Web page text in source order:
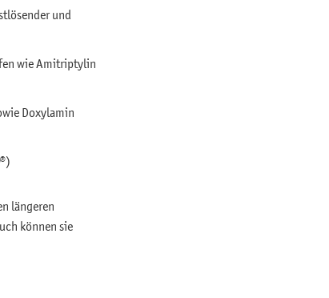
und
wie Amitriptylin
Doxylamin
®)
längeren
können sie